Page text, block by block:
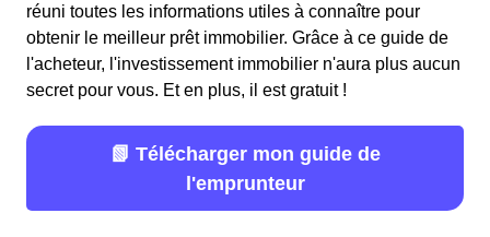
réuni toutes les informations utiles à connaître pour
obtenir le meilleur prêt immobilier. Grâce à ce guide de
l'acheteur, l'investissement immobilier n'aura plus aucun
secret pour vous. Et en plus, il est gratuit !
📗 Télécharger mon guide de
l'emprunteur